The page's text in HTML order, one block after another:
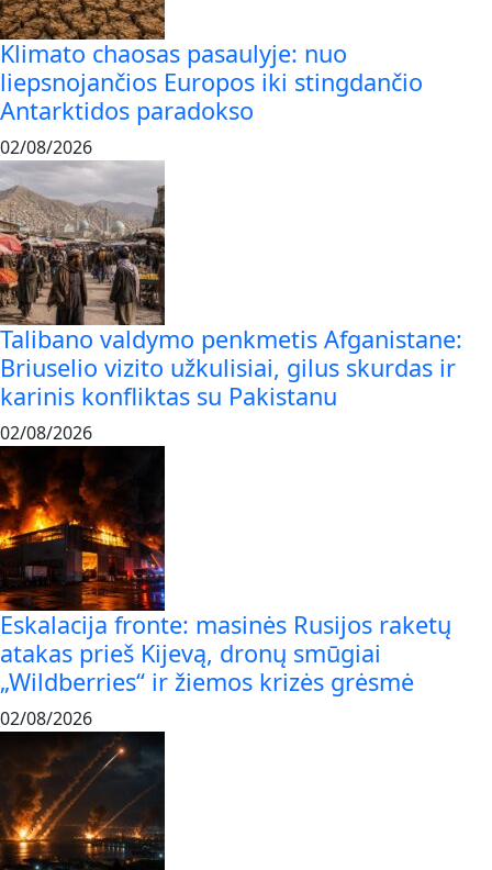
Klimato chaosas pasaulyje: nuo
liepsnojančios Europos iki stingdančio
Antarktidos paradokso
02/08/2026
Talibano valdymo penkmetis Afganistane:
Briuselio vizito užkulisiai, gilus skurdas ir
karinis konfliktas su Pakistanu
02/08/2026
Eskalacija fronte: masinės Rusijos raketų
atakas prieš Kijevą, dronų smūgiai
„Wildberries“ ir žiemos krizės grėsmė
02/08/2026